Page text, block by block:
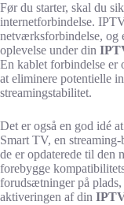
Før du starter, skal du
internetforbindelse.
netværksforbindelse, og
oplevelse under din
En kablet forbindelse
at eliminere potentielle
streamingstabilitet.
Det er også en god idé
Smart TV, en
de er opdaterede til den
forebygge
forudsætninger på
aktiveringen af din